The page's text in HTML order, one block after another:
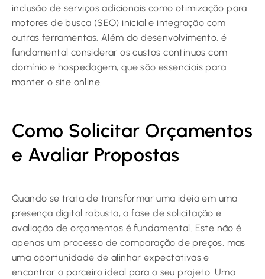
inclusão de serviços adicionais como otimização para
motores de busca (SEO) inicial e integração com
outras ferramentas. Além do desenvolvimento, é
fundamental considerar os custos contínuos com
domínio e hospedagem, que são essenciais para
manter o site online.
Como Solicitar Orçamentos
e Avaliar Propostas
Quando se trata de transformar uma ideia em uma
presença digital robusta, a fase de solicitação e
avaliação de orçamentos é fundamental. Este não é
apenas um processo de comparação de preços, mas
uma oportunidade de alinhar expectativas e
encontrar o parceiro ideal para o seu projeto. Uma